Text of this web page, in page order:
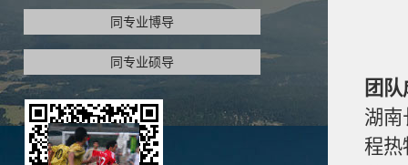
同专业博导
同专业硕导
团
湖南
程热